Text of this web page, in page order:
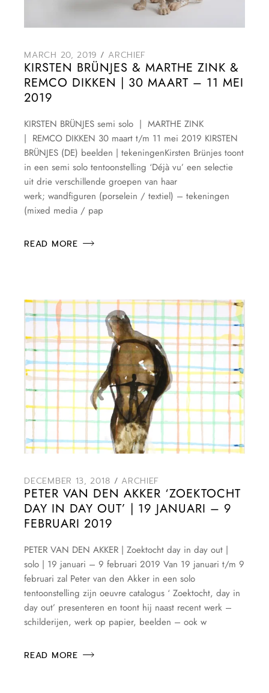
MARCH 20, 2019 ARCHIEF
KIRSTEN BRÜNJES & MARTHE ZINK &
REMCO DIKKEN | 30 MAART – 11 MEI
2019
KIRSTEN BRÜNJES semi solo | MARTHE ZINK
| REMCO DIKKEN 30 maart t/m 11 mei 2019 KIRSTEN
BRÜNJES (DE) beelden | tekeningenKirsten Brünjes toont
in een semi solo tentoonstelling ‘Déjà vu’ een selectie
uit drie verschillende groepen van haar
werk; wandfiguren (porselein / textiel) – tekeningen
(mixed media / pap
READ MORE
DECEMBER 13, 2018 ARCHIEF
PETER VAN DEN AKKER ‘ZOEKTOCHT
DAY IN DAY OUT’ | 19 JANUARI – 9
FEBRUARI 2019
PETER VAN DEN AKKER | Zoektocht day in day out |
solo | 19 januari – 9 februari 2019 Van 19 januari t/m 9
februari zal Peter van den Akker in een solo
tentoonstelling zijn oeuvre catalogus ‘ Zoektocht, day in
day out’ presenteren en toont hij naast recent werk –
schilderijen, werk op papier, beelden – ook w
READ MORE